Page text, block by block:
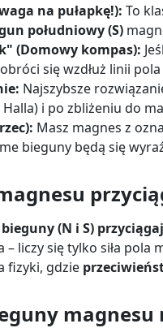
na pułapkę!): To
południowy (S)
(Domowy kompas):
się wzdłuż linii
Najszybsze
i po zbliżeniu do
Masz magnes z
bieguny będą się
(N i S)
liczy się tylko siła pola
fizyki, gdzie
magnesu